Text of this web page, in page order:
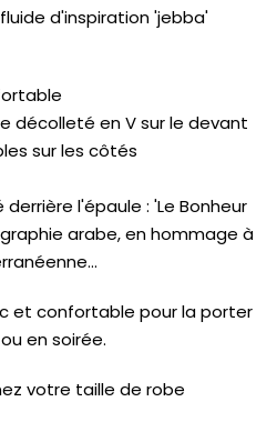
d'inspiration 'jebba'
décolleté en V sur le devant
sur les côtés
l'épaule : 'Le Bonheur
arabe, en hommage à
et confortable pour la porter
en soirée.
votre taille de robe